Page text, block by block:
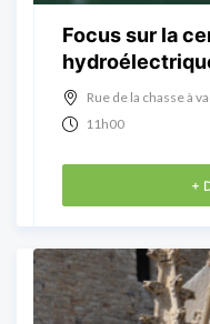
Focus sur la
Rue de la chasse à
11h00
+